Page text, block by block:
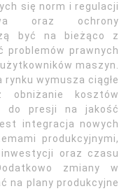
się norm i regulacji
oraz ochrony
być na bieżąco z
problemów prawnych
maszyn.
wymusza ciągłe
obniżanie kosztów
do presji na jakość
integracja nowych
produkcyjnymi,
oraz czasu
zmiany w
na plany produkcyjne